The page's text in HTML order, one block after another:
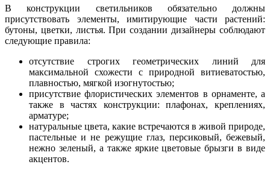
В конструкции светильников обязательно должны
присутствовать элементы, имитирующие части растений:
бутоны, цветки, листья. При создании дизайнеры соблюдают
следующие правила:
отсутствие строгих геометрических линий для
максимальной схожести с природной витиеватостью,
плавностью, мягкой изогнутостью;
присутствие флористических элементов в орнаменте, а
также в частях конструкции: плафонах, креплениях,
арматуре;
натуральные цвета, какие встречаются в живой природе,
пастельные и не режущие глаз, персиковый, бежевый,
нежно зеленый, а также яркие цветовые брызги в виде
акцентов.